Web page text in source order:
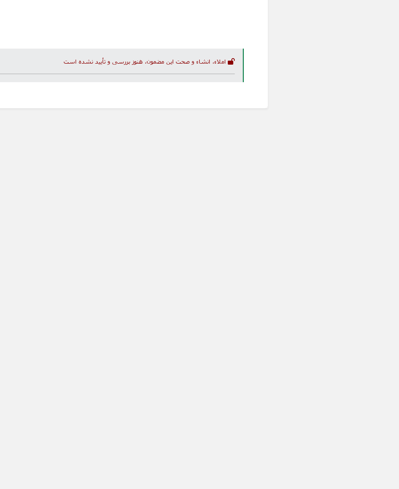
املاء، انشاء و صحت این مضمون، هنوز بررسی و تأیید نشده است